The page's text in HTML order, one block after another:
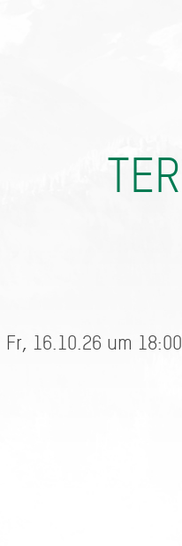
Fr, 16.10.26 um